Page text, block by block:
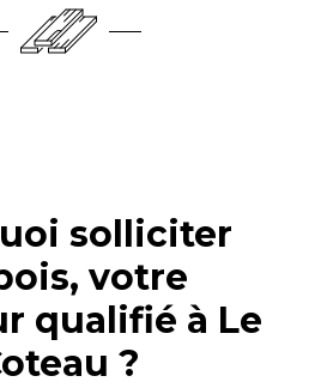
solliciter
votre
qualifié à Le
?